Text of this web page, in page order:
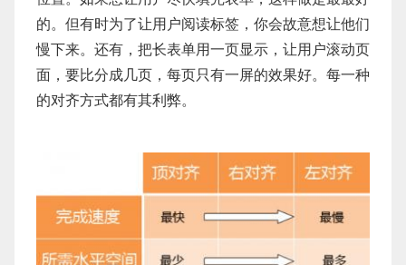
的。但有时为了让用户阅读标签，你会故意想让他们
慢下来。还有，把长表单用一页显示，让用户滚动页
面，要比分成几页，每页只有一屏的效果好。每一种
的对齐方式都有其利弊。